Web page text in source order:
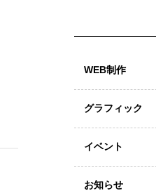
WEB制作
グラフィック
イベント
お知らせ